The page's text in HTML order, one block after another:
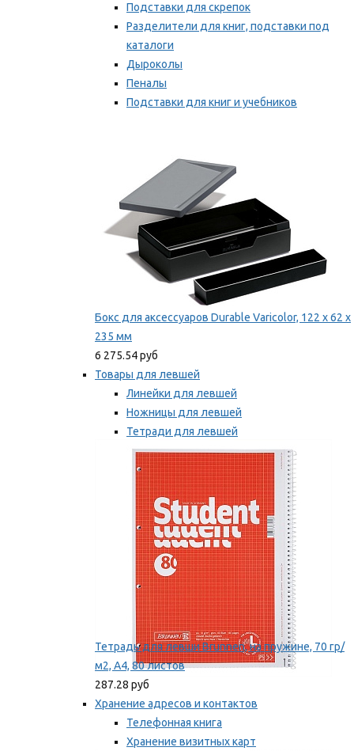
Подставки для скрепок
Разделители для книг, подставки под
каталоги
Дыроколы
Пеналы
Подставки для книг и учебников
Бокс для аксессуаров Durable Varicolor, 122 x 62 x
235 мм
6 275.54 руб
Товары для левшей
Линейки для левшей
Ножницы для левшей
Тетради для левшей
Точилки для левшей
Мы рекомендуем
Тетрадь для левши Brunnen, на пружине, 70 гр/
м2, А4, 80 листов
287.28 руб
Хранение адресов и контактов
Телефонная книга
Хранение визитных карт